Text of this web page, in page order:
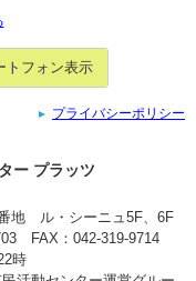
トフォン表示
プライバシーポリシー
ー プラッツ
地 ル・シーニュ5F、6F
FAX：042-319-9714
時